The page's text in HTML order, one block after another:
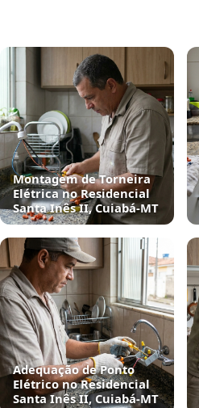
Montagem de Torneira
Elétrica no Residencial
Santa Inês II, Cuiabá‑MT
Adequação de Ponto
Elétrico no Residencial
Santa Inês II, Cuiabá‑MT